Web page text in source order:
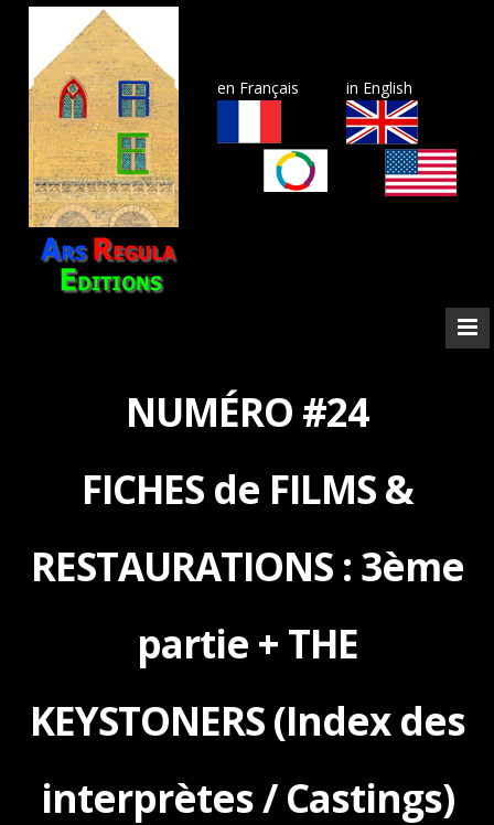
in English
en Français
NUMÉRO #24
FICHES de FILMS &
RESTAURATIONS : 3ème
partie + THE
KEYSTONERS (Index des
interprètes / Castings)